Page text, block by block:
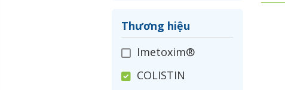
Thương hiệu
Imetoxim®
COLISTIN